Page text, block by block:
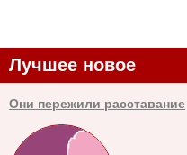
Лучшее новое
Они пережили расставание